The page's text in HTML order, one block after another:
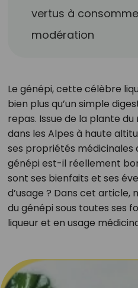
vertus à
modération
Le génépi, cette célèbre
bien plus qu’un simple
repas. Issue de la plante
dans les Alpes à haute
ses propriétés médicinales
génépi est-il réellement
sont ses bienfaits et ses
d’usage ? Dans cet article,
du génépi sous toutes ses
liqueur et en usage